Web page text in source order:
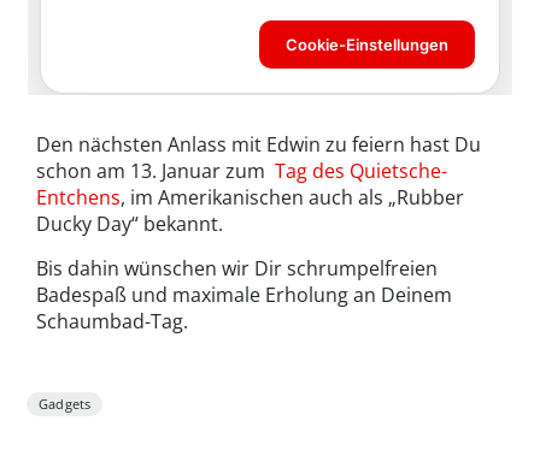
Den nächsten Anlass mit Edwin zu feiern hast Du
schon am 13. Januar zum Tag des Quietsche-
Entchens, im Amerikanischen auch als „Rubber
Ducky Day“ bekannt.
Bis dahin wünschen wir Dir schrumpelfreien
Badespaß und maximale Erholung an Deinem
Schaumbad-Tag.
Gadgets